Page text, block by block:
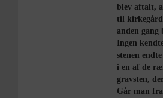
blev aftalt,
til
anden gang
Ingen
stenen
i en af de
gravsten,
Går man